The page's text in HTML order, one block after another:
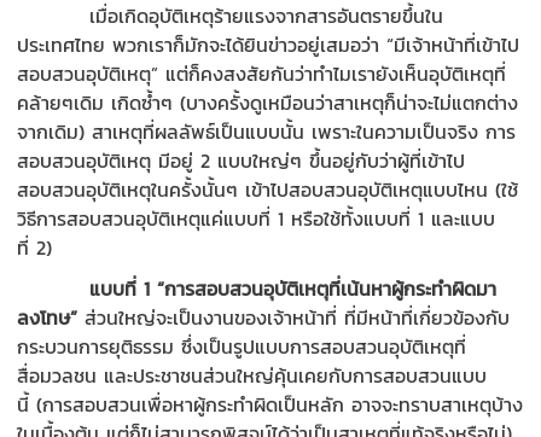
เมื่อเกิดอุบัติเหตุร้ายแรงจากสารอันตรายขึ้นใน
ประเทศไทย พวกเราก็มักจะได้ยินข่าวอยู่เสมอว่า“มีเจ้าหน้าที่เข้าไป
สอบสวนอุบัติเหตุ” แต่ก็คงสงสัยกันว่าทำไมเรายังเห็นอุบัติเหตุที่
คล้ายๆเดิม เกิดซ้ำๆ (บางครั้งดูเหมือนว่าสาเหตุก็น่าจะไม่แตกต่าง
จากเดิม) สาเหตุที่ผลลัพธ์เป็นแบบนั้น เพราะในความเป็นจริงการ
สอบสวนอุบัติเหตุ มีอยู่2 แบบใหญ่ๆขึ้นอยู่กับว่าผู้ที่เข้าไป
สอบสวนอุบัติเหตุในครั้งนั้นๆ เข้าไปสอบสวนอุบัติเหตุแบบไหน(ใช้
วิธีการสอบสวนอุบัติเหตุแค่แบบที่1 หรือใช้ทั้งแบบที่ 1 และแบบ
ที่2)
แบบที่1 “การสอบสวนอุบัติเหตุที่เน้นหาผู้กระทำผิดมา
ลงโทษ” ส่วนใหญ่จะเป็นงานของเจ้าหน้าท ที่มีหน้าที่เกี่ยวข้องกับ
กระบวนการยุติธรรม ซึ่งเป็นรูปแบบการสอบสวนอุบัติเหตุที่
สื่อมวลชน และประชาชนส่วนใหญ่คุ้นเคยกับการสอบสวนแบบ
นี้(การสอบสวนเพื่อหาผู้กระทำผิดเป็นหลัก อาจจะทราบสาเหตุบ้าง